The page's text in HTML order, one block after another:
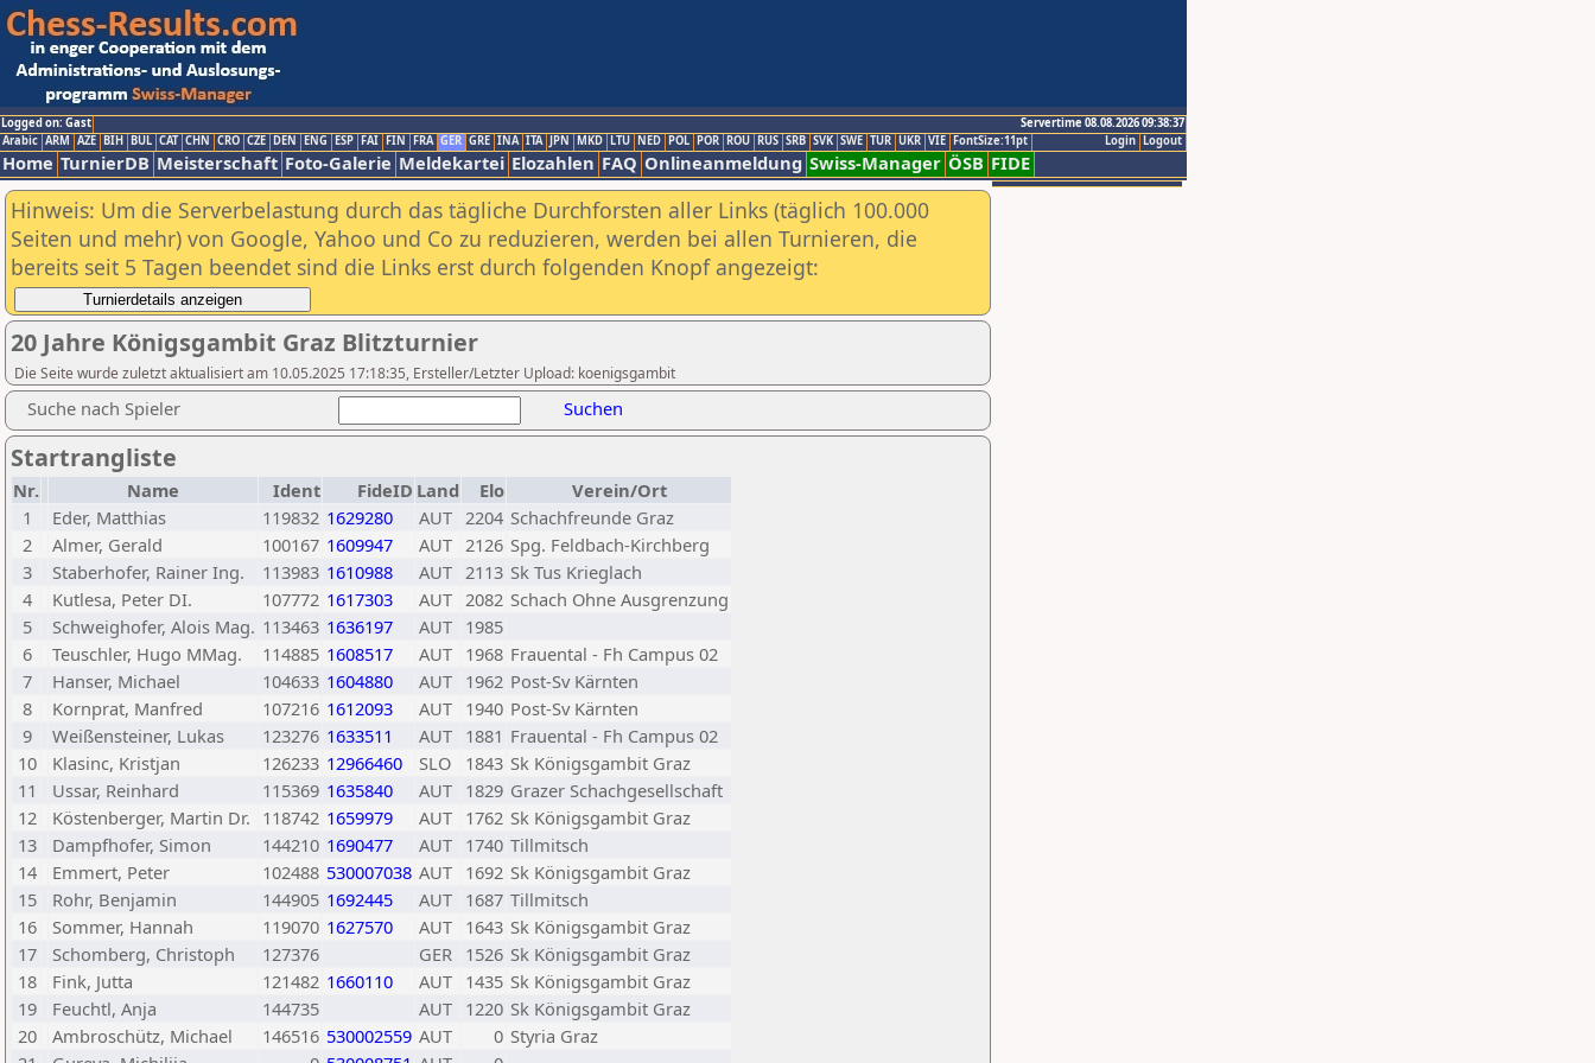
Logged on: Gast
Servertime 08.08.2026 09:38:37
Logout
Login
Arabic ARM AZE BIH BUL CAT CHN CRO CZE DEN ENG ESP FAI FIN FRA GER GRE INA ITA JPN MKD LTU NED POL POR ROU RUS SRB SVK SWE TUR UKR VIE FontSize:11pt
Home TurnierDB Meisterschaft Foto-Galerie Meldekartei Elozahlen FAQ Onlineanmeldung Swiss-Manager ÖSB FIDE
Hinweis: Um die Serverbelastung durch das tägliche Durchforsten aller Links (täglich 100.000
Seiten und mehr) von Google, Yahoo und Co zu reduzieren, werden bei allen Turnieren, die
bereits seit 5 Tagen beendet sind die Links erst durch folgenden Knopf angezeigt:
20 Jahre Königsgambit Graz Blitzturnier
Die Seite wurde zuletzt aktualisiert am 10.05.2025 17:18:35, Ersteller/Letzter Upload: koenigsgambit
Suche nach Spieler Suchen
Startrangliste
Nr. Name Ident FideID Land Elo
Verein/Ort
1
Eder, Matthias 119832 1629280 AUT 2204 Schachfreunde Graz
2
Almer, Gerald 100167 1609947 AUT 2126 Spg. Feldbach-Kirchberg
3
Staberhofer, Rainer Ing. 113983 1610988 AUT 2113 Sk Tus Krieglach
4
Kutlesa, Peter DI. 107772 1617303 AUT 2082 Schach Ohne Ausgrenzung
5
Schweighofer, Alois Mag. 113463 1636197 AUT 1985
6
Teuschler, Hugo MMag. 114885 1608517 AUT 1968 Frauental - Fh Campus 02
7
Hanser, Michael 104633 1604880 AUT 1962 Post-Sv Kärnten
8
Kornprat, Manfred 107216 1612093 AUT 1940 Post-Sv Kärnten
9
Weißensteiner, Lukas 123276 1633511 AUT 1881 Frauental - Fh Campus 02
10
Klasinc, Kristjan 126233 12966460 SLO 1843 Sk Königsgambit Graz
11
Ussar, Reinhard 115369 1635840 AUT 1829 Grazer Schachgesellschaft
12
Köstenberger, Martin Dr. 118742 1659979 AUT 1762 Sk Königsgambit Graz
13
Dampfhofer, Simon 144210 1690477 AUT 1740 Tillmitsch
14
Emmert, Peter 102488 530007038 AUT 1692 Sk Königsgambit Graz
15
Rohr, Benjamin 144905 1692445 AUT 1687 Tillmitsch
16
Sommer, Hannah 119070 1627570 AUT 1643 Sk Königsgambit Graz
17
Schomberg, Christoph 127376 GER 1526 Sk Königsgambit Graz
18
Fink, Jutta 121482 1660110 AUT 1435 Sk Königsgambit Graz
19
Feuchtl, Anja 144735 AUT 1220 Sk Königsgambit Graz
20
Ambroschütz, Michael 146516 530002559 AUT 0 Styria Graz